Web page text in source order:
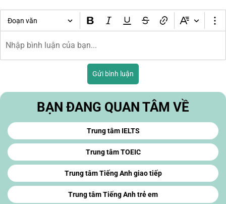
Đoạn văn
Gửi bình luận
BẠN ĐANG QUAN TÂM VỀ
Trung tâm IELTS
Trung tâm TOEIC
Trung tâm Tiếng Anh giao tiếp
Trung tâm Tiếng Anh trẻ em